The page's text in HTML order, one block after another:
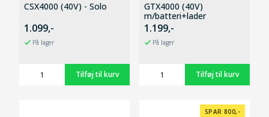
CSX4000 (40V) - Solo
1.099,-
På lager
GTX4000 (40V)
m/batteri+lader
1.199,-
På lager
SPAR 800,-